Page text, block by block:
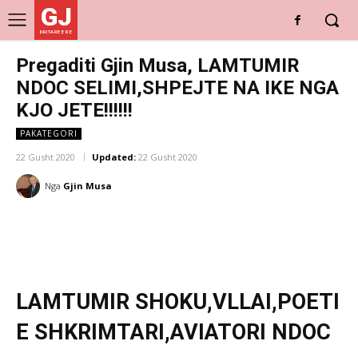
GJ
DRITARE E RE
Pregaditi Gjin Musa, LAMTUMIR
NDOC SELIMI,SHPEJTE NA IKE NGA
KJO JETE!!!!!!
PAKATEGORI
22 Gusht 2020 Updated: 22 Gusht 2020
Nga Gjin Musa
LAMTUMIR SHOKU,VLLAI,POETI
E SHKRIMTARI,AVIATORI NDOC